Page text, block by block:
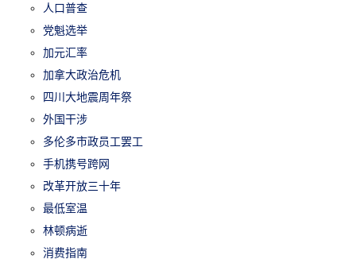
人口普查
党魁选举
加元汇率
加拿大政治危机
四川大地震周年祭
外国干涉
多伦多市政员工罢工
手机携号跨网
改革开放三十年
最低室温
林顿病逝
消费指南